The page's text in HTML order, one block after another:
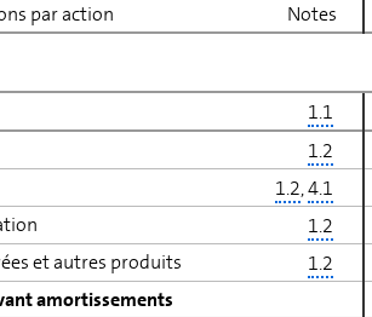
par action Notes
1.1
1.2
1.2,4.1
1.2
et autres pro­duits
1.2
amortissements